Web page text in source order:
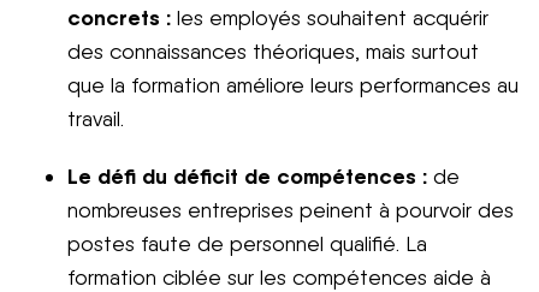
concrets : les employés souhaitent acquérir
des connaissances théoriques, mais surtout
que la formation améliore leurs performances au
travail.
Le défi du déficit de compétences : de
nombreuses entreprises peinent à pourvoir des
postes faute de personnel qualifié. La
formation ciblée sur les compétences aide à